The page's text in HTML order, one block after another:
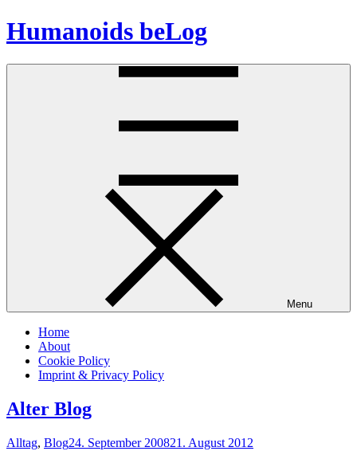
Skip
to
Humanoids beLog
Menu
Home
About
Cookie Policy
Imprint & Privacy Policy
Alter Blog
Alltag, Blog24. September 200821. August 2012